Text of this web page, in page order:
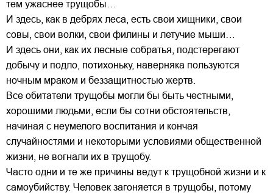
тем ужаснее трущобы…
И здесь, как в дебрях леса, есть свои хищники, свои
совы, свои волки, свои филины и летучие мыши…
И здесь они, как их лесные собратья, подстерегают
добычу и подло, потихоньку, наверняка пользуются
ночным мраком и беззащитностью жертв.
Все обитатели трущобы могли бы быть честными,
хорошими людьми, если бы сотни обстоятельств,
начиная с неумелого воспитания и кончая
случайностями и некоторыми условиями общественной
жизни, не вогнали их в трущобу.
Часто одни и те же причины ведут к трущобной жизни и к
самоубийству. Человек загоняется в трущобы, потому